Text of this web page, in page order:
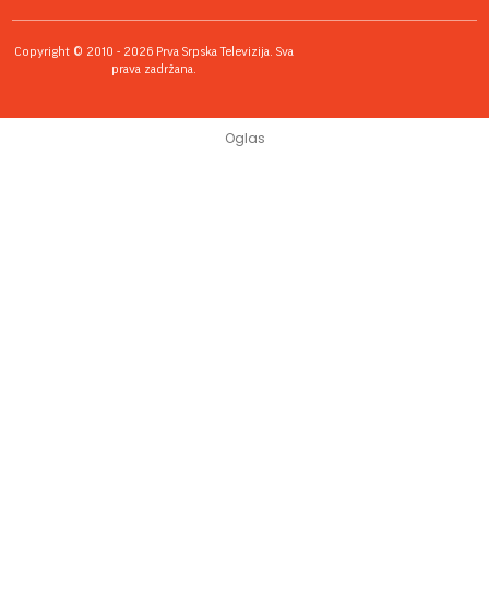
Copyright © 2010 - 2026 Prva Srpska Televizija. Sva
prava zadržana.